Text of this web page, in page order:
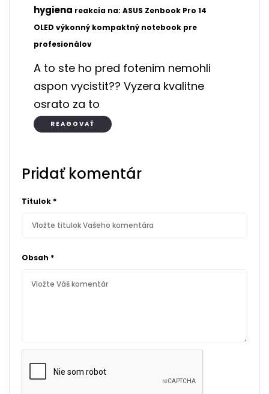
hygiena reakcia na: ASUS Zenbook Pro 14
OLED výkonný kompaktný notebook pre
profesionálov
A to ste ho pred fotenim nemohli
aspon vycistit?? Vyzera kvalitne
osrato za to
REAGOVAŤ
Pridať komentár
Titulok *
Obsah *